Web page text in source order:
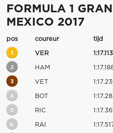
FORMULA 1
MEXICO 2017
pos coureur tijd
1 VER 1:17.113
2 HAM
3 VET
4 BOT
5 RIC
6 RAI